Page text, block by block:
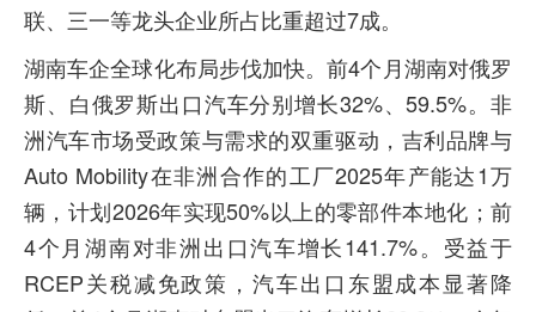
联、三一等龙头企业所占比重超过7成。
湖南车企全球化布局步伐加快。前4个月湖南对俄罗
斯、白俄罗斯出口汽车分别增长32%、59.5%。非
洲汽车市场受政策与需求的双重驱动，吉利品牌与
Auto Mobility在非洲合作的工厂2025年产能达1万
辆，计划2026年实现50%以上的零部件本地化；前
4个月湖南对非洲出口汽车增长141.7%。受益于
RCEP关税减免政策，汽车出口东盟成本显著降